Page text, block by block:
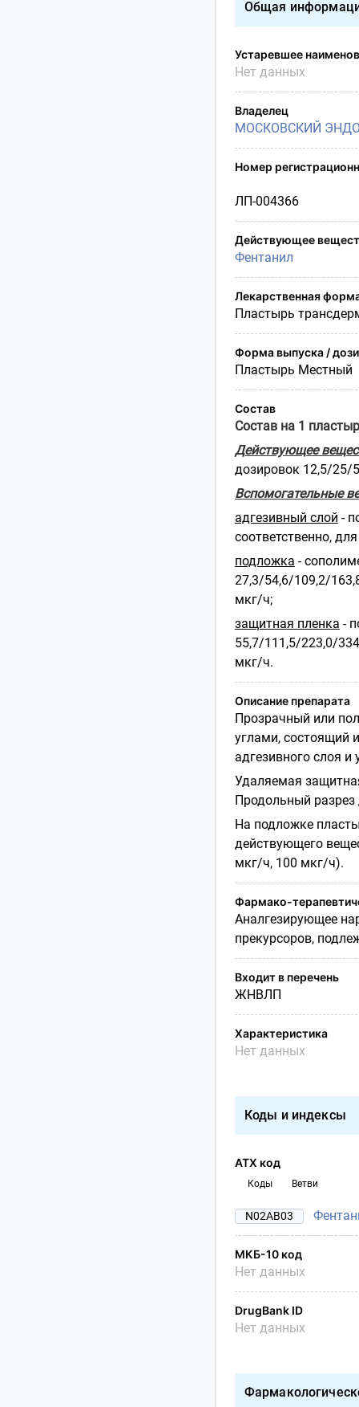
Общая
Устаревшее
Нет данных
Владелец
МОСКОВСКИЙ
Номер
ЛП-004366
Действующее
Фентанил
Лекарственная
Пластырь
Форма выпуска /
Пластырь Местный
Состав
Состав на 1
Действующее
дозировок 12,5/
Вспомогательные
адгезивный слой -
соответственно,
подложка -
27,3/54,6/109,2/
мкг/ч;
защитная пленка -
55,7/111,5/223,0/
мкг/ч.
Описание препарата
Прозрачный или
углами, состоящий
адгезивного слоя
Удаляемая
Продольный
На подложке
действующего
мкг/ч, 100 мкг/ч).
Фармако-
Аналгезирующее
прекурсоров,
Входит в перечень
ЖНВЛП
Характеристика
Нет данных
Коды и индексы
АТХ код
Коды Ветви
N02AB03
МКБ-10 код
Нет данных
DrugBank ID
Нет данных